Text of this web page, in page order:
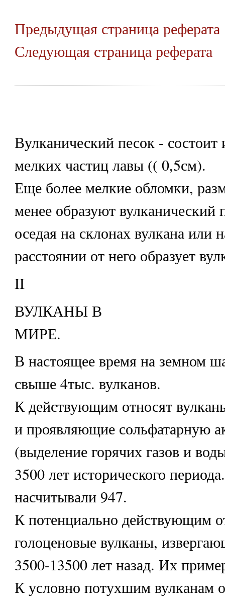
Предыдущая страница реферата
Следующая страница реферата
Вулканический песок - состоит
мелких частиц лавы (( 0,5см).
Еще более мелкие обломки,
менее образуют вулканический
оседая на склонах вулкана или
расстоянии от него образует
II
ВУЛКАНЫ В
МИРЕ.
В настоящее время на земном
свыше 4тыс. вулканов.
К действующим относят
и проявляющие сольфатарную
(выделение горячих газов и
3500 лет исторического
насчитывали 947.
К потенциально действующим
голоценовые вулканы,
3500-13500 лет назад. Их
К условно потухшим вулканам